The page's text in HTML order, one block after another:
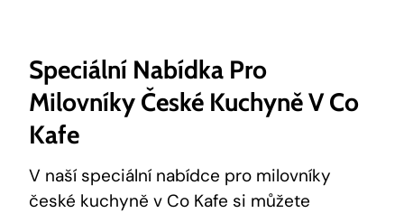
Speciální Nabídka Pro
Milovníky České Kuchyně V Co
Kafe
V naší speciální nabídce pro milovníky
české kuchyně v Co Kafe si můžete